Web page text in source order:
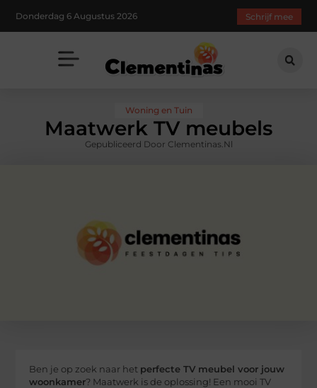
Donderdag 6 Augustus 2026 Schrijf mee
Woning en Tuin
Maatwerk TV meubels
Gepubliceerd Door Clementinas.nl
Ben je op zoek naar het perfecte TV meubel voor jouw
woonkamer? Maatwerk is de oplossing! Een mooi TV